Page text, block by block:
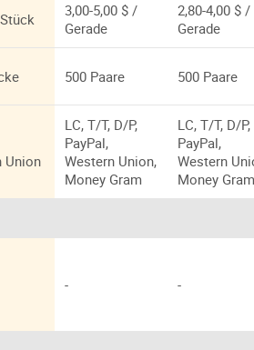
3,00-5,00 $ /
Gerade
2,80-4,00 $ /
Gerade
500 Paare 500 Paare
Union
LC, T/T, D/P,
PayPal,
Western Union,
Money Gram
LC, T/T, D/P,
PayPal,
Western
Money
- -